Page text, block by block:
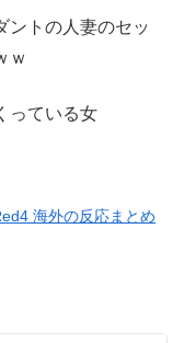
ントの人妻のセッ
ｗ
っている女
海外の反応まとめ